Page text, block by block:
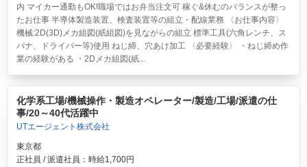
内 マイカー通勤もOK!職場ではお弁当注文可 稼ぐ&休むのバランスが整っ
たお仕事 半導体製造装置、検査装置等の組立・配線業務 〈お仕事内容〉
機械:2D(3D)メカ組図(紙組図)を見ながらの組立 標準工具(六角レンチ、ス
パナ、ドライバー等)使用 ねじ締、穴あけ加工 〈必要経験〉 ・ねじ締め作
業の経験がある ・2Dメカ組図(紙...
化学系工場/機械操作・製造オペレーター/製造/工場/派遣の仕
事/20～40代活躍中
UTエージェント株式会社
東京都
正社員 / 派遣社員：時給1,700円